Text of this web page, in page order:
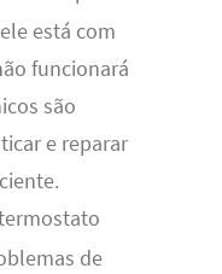
está com
funcionará
são
e reparar
de